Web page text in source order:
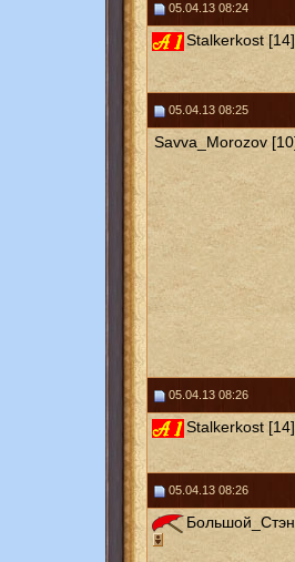
05.04.13 08:24
Stalkerkost [14]
05.04.13 08:25
Savva_Morozov
05.04.13 08:26
Stalkerkost [14]
05.04.13 08:26